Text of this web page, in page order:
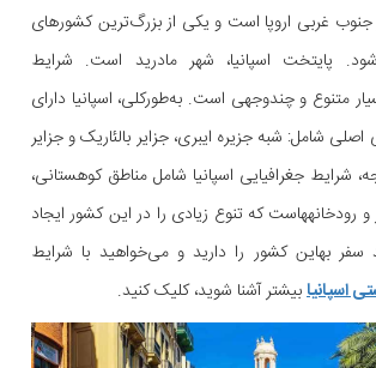
جنوب غربی اروپا است و یکی از بزرگ‌ترین کشورهای
پایتخت اسپانیا، شهر مادرید است. شرایط
متنوع و چندوجهی است. به‌طورکلی، اسپانیا دارای
شامل: شبه جزیره ایبری، جزایر بالئاریک و جزایر
شرایط جغرافیایی اسپانیا شامل مناطق کوهستانی،
و رودخانههاست که تنوع زیادی را در این کشور ایجاد
بهاین کشور را دارید و می‌خواهید با شرایط
اسپانیابیشتر آشنا شوید، کلیک کنید.